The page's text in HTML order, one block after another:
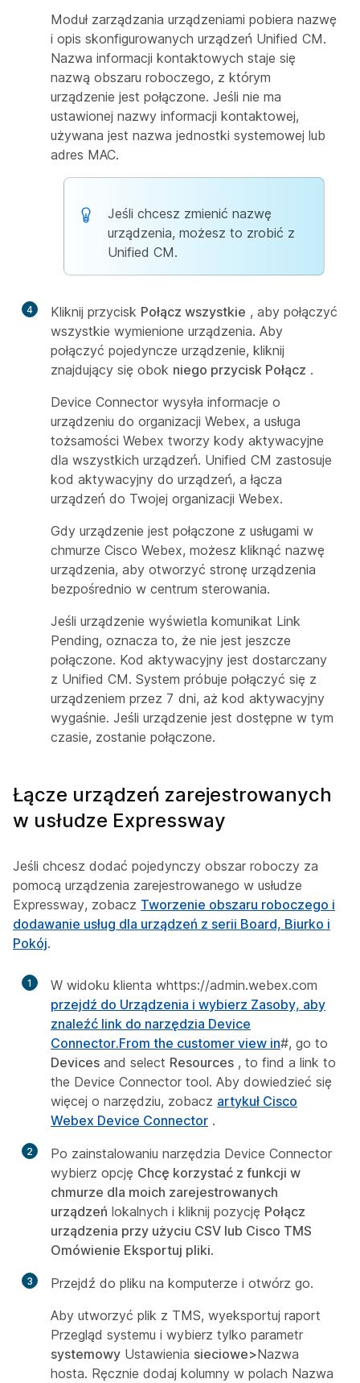
Moduł zarządzania urządzeniami pobiera nazwę
i opis skonfigurowanych urządzeń Unified CM.
Nazwa informacji kontaktowych staje się
nazwą obszaru roboczego, z którym
urządzenie jest połączone. Jeśli nie ma
ustawionej nazwy informacji kontaktowej,
używana jest nazwa jednostki systemowej lub
adres MAC.
Jeśli chcesz zmienić nazwę
urządzenia, możesz to zrobić z
Unified CM.
4 Kliknij przycisk Połącz wszystkie , aby połączyć
wszystkie wymienione urządzenia. Aby
połączyć pojedyncze urządzenie, kliknij
znajdujący się obok niego przycisk Połącz .
Device Connector wysyła informacje o
urządzeniu do organizacji Webex, a usługa
tożsamości Webex tworzy kody aktywacyjne
dla wszystkich urządzeń. Unified CM zastosuje
kod aktywacyjny do urządzeń, a łącza
urządzeń do Twojej organizacji Webex.
Gdy urządzenie jest połączone z usługami w
chmurze Cisco Webex, możesz kliknąć nazwę
urządzenia, aby otworzyć stronę urządzenia
bezpośrednio w centrum sterowania.
Jeśli urządzenie wyświetla komunikat Link
Pending, oznacza to, że nie jest jeszcze
połączone. Kod aktywacyjny jest dostarczany
z Unified CM. System próbuje połączyć się z
urządzeniem przez 7 dni, aż kod aktywacyjny
wygaśnie. Jeśli urządzenie jest dostępne w tym
czasie, zostanie połączone.
Łącze urządzeń zarejestrowanych
w usłudze Expressway
Jeśli chcesz dodać pojedynczy obszar roboczy za
pomocą urządzenia zarejestrowanego w usłudze
Expressway, zobacz Tworzenie obszaru roboczego i
dodawanie usług dla urządzeń z serii Board, Biurko i
Pokój.
1
W widoku klienta whttps://admin.webex.com
przejdź do Urządzenia i wybierz Zasoby, aby
znaleźć link do narzędzia Device
Connector.From the customer view in#, go to
Devices and select Resources , to find a link to
the Device Connector tool. Aby dowiedzieć się
więcej o narzędziu, zobacz artykuł Cisco
Webex Device Connector .
2
Po zainstalowaniu narzędzia Device Connector
wybierz opcję Chcę korzystać z funkcji w
chmurze dla moich zarejestrowanych
urządzeń lokalnych i kliknij pozycję Połącz
urządzenia przy użyciu CSV lub Cisco TMS
Omówienie Eksportuj pliki.
3
Przejdź do pliku na komputerze i otwórz go.
Aby utworzyć plik z TMS, wyeksportuj raport
Przegląd systemu i wybierz tylko parametr
systemowy Ustawienia sieciowe>Nazwa
hosta. Ręcznie dodaj kolumny w polach Nazwa